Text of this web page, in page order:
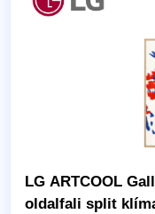
LG ARTCOOL
oldalfali split